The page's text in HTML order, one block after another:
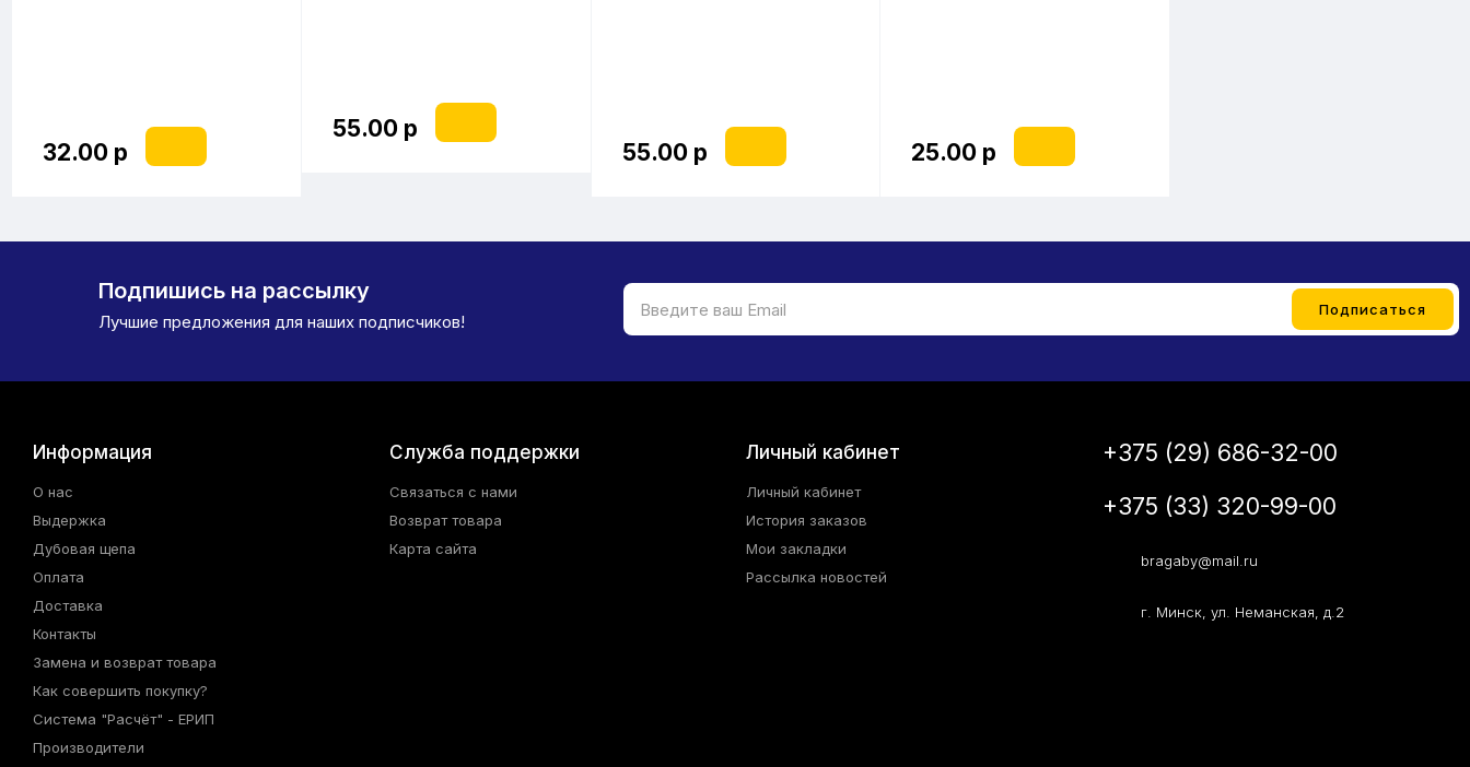
32.00 р
55.00 р
55.00 р 25.00 р
Подпишись на рассылку
Лучшие предложения для наших подписчиков!
Информация
О нас
Выдержка
Дубовая щепа
Оплата
Доставка
Контакты
Замена и возврат товара
Как совершить покупку?
Система "Расчёт" - ЕРИП
Производители
Служба поддержки
Связаться с нами
Возврат товара
Карта сайта
Личный кабинет
Личный кабинет
История заказов
Мои закладки
Рассылка новостей
+375 (29) 686-32-00
+375 (33) 320-99-00
bragaby@mail.ru
г. Минск, ул. Неманская, д.2